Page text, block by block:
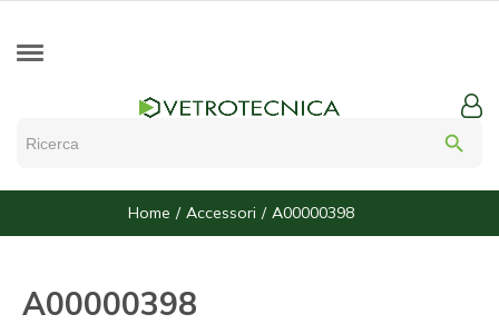
search
Home Accessori A00000398
A00000398